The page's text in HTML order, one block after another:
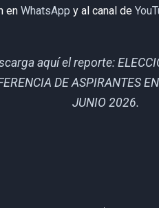
en WhatsApp y al canal de
aquí el reporte:
DE ASPIRANTES
JUNIO 2026.